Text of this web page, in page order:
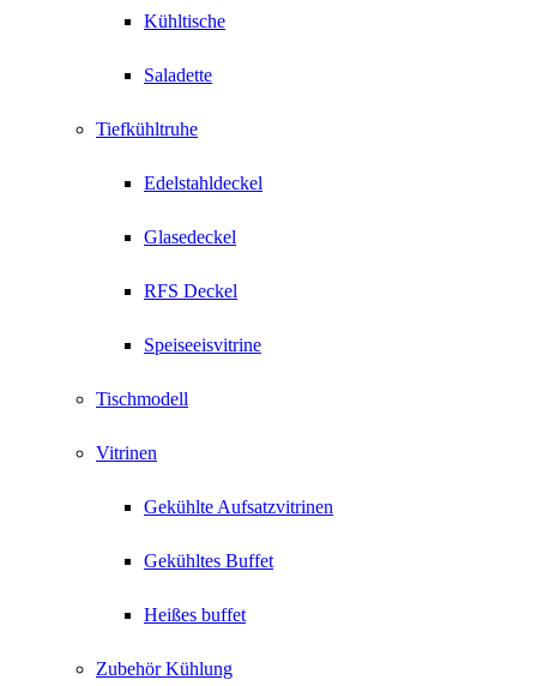
Kühltische
Saladette
Tiefkühltruhe
Edelstahldeckel
Glasedeckel
RFS Deckel
Speiseeisvitrine
Tischmodell
Vitrinen
Gekühlte Aufsatzvitrinen
Gekühltes Buffet
Heißes buffet
Zubehör Kühlung